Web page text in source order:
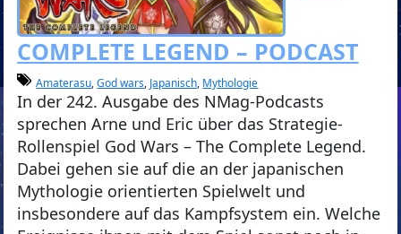
COMPLETE LEGEND – PODCAST
Amaterasu,God wars, Japanisch, Mythologie
In der 242. Ausgabe des NMag-Podcasts
sprechen Arne und Eric über das Strategie-
Rollenspiel God Wars – The Complete Legend.
Dabei gehen sie auf die an der japanischen
Mythologie orientierten Spielwelt und
insbesondere auf das Kampfsystem ein. Welche